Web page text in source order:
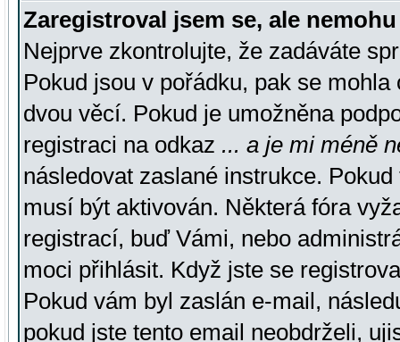
Zaregistroval jsem se, ale
Nejprve zkontrolujte, že zadáváte
Pokud jsou v pořádku, pak se
dvou věcí. Pokud je umožněna
registraci na odkaz ... a je mi méně
následovat zaslané instrukce.
musí být aktivován. Některá fóra
registrací, buď Vámi, nebo
moci přihlásit. Když jste se
Pokud vám byl zaslán e-mail,
pokud jste tento email neobdrželi,